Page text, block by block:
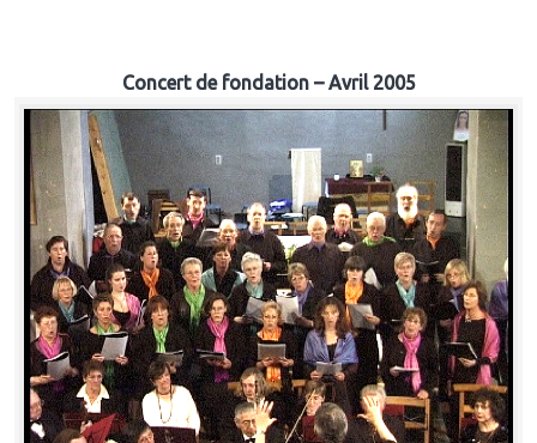
Concert de fondation – Avril 2005